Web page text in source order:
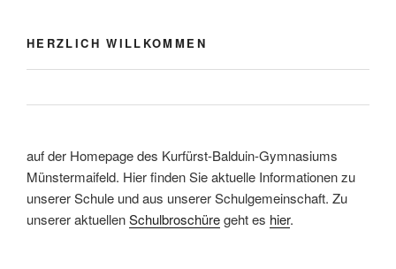
HERZLICH WILLKOMMEN
auf der Homepage des Kurfürst-Balduin-Gymnasiums
Münstermaifeld. Hier finden Sie aktuelle Informationen zu
unserer Schule und aus unserer Schulgemeinschaft. Zu
unserer aktuellenSchulbroschüregeht es hier.